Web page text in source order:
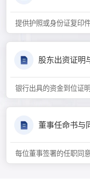
提供护照或身份证复印
股东出资证明
银行出具的资金到位证
董事任命书与
每位董事签署的任职同